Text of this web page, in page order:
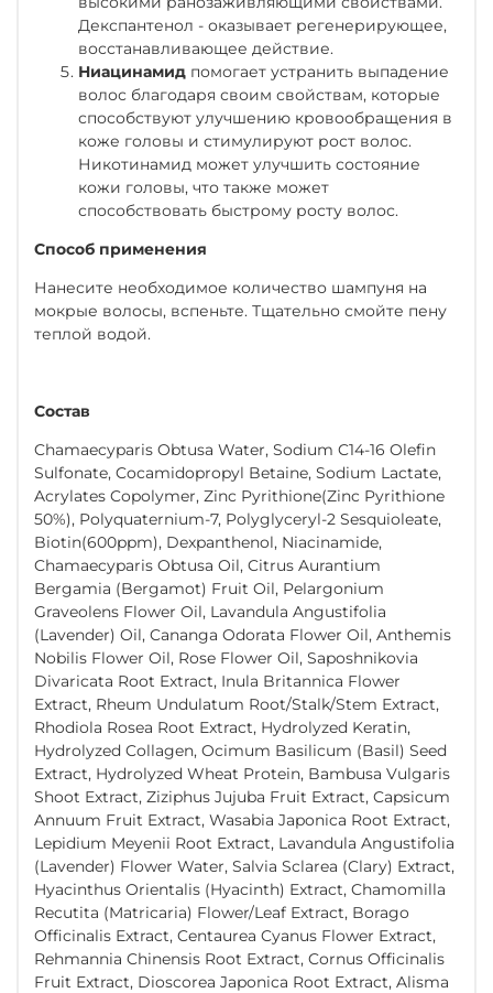
Декспантенол - оказывает регенерирующее,
восстанавливающее действие.
Ниацинамид помогает устранить выпадение
волос благодаря своим свойствам, которые
способствуют улучшению кровообращения в
коже головы и стимулируют рост волос.
Никотинамид может улучшить состояние
кожи головы, что также может
способствовать быстрому росту волос.
Способ применения
Нанесите необходимое количество шампуня на
мокрые волосы, вспеньте. Тщательно смойте пену
теплой водой.
Состав
Chamaecyparis Obtusa Water, Sodium C14-16 Olefin
Sulfonate, Cocamidopropyl Betaine, Sodium Lactate,
Acrylates Copolymer, Zinc Pyrithione(Zinc Pyrithione
50%), Polyquaternium-7, Polyglyceryl-2 Sesquioleate,
Biotin(600ppm), Dexpanthenol, Niacinamide,
Chamaecyparis Obtusa Oil, Citrus Aurantium
Bergamia (Bergamot) Fruit Oil, Pelargonium
Graveolens Flower Oil, Lavandula Angustifolia
(Lavender) Oil, Cananga Odorata Flower Oil, Anthemis
Nobilis Flower Oil, Rose Flower Oil, Saposhnikovia
Divaricata Root Extract, Inula Britannica Flower
Extract, Rheum Undulatum Root/Stalk/Stem Extract,
Rhodiola Rosea Root Extract, Hydrolyzed Keratin,
Hydrolyzed Collagen, Ocimum Basilicum (Basil) Seed
Extract, Hydrolyzed Wheat Protein, Bambusa Vulgaris
Shoot Extract, Ziziphus Jujuba Fruit Extract, Capsicum
Annuum Fruit Extract, Wasabia Japonica Root Extract,
Lepidium Meyenii Root Extract, Lavandula Angustifolia
(Lavender) Flower Water, Salvia Sclarea (Clary) Extract,
Hyacinthus Orientalis (Hyacinth) Extract, Chamomilla
Recutita (Matricaria) Flower/Leaf Extract, Borago
Officinalis Extract, Centaurea Cyanus Flower Extract,
Rehmannia Chinensis Root Extract, Cornus Officinalis
Fruit Extract, Dioscorea Japonica Root Extract, Alisma